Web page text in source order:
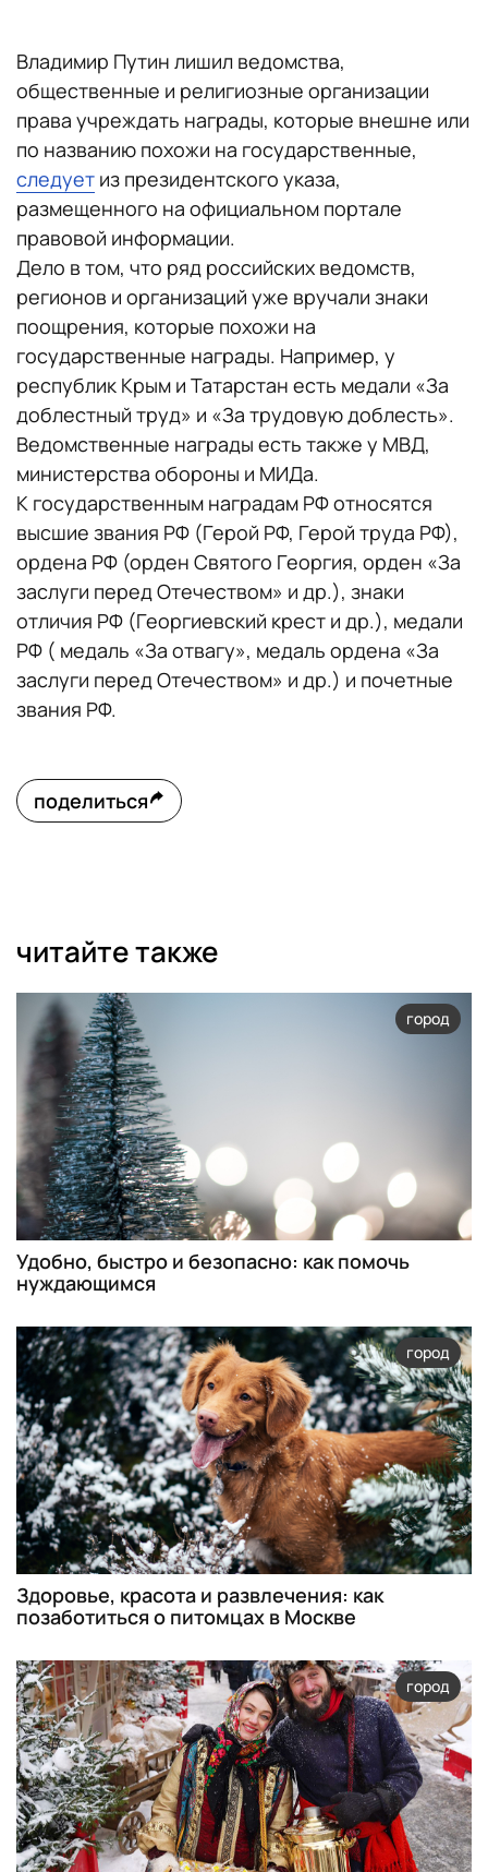
Владимир Путин лишил ведомства,
общественные и религиозные организации
права учреждать награды, которые внешне или
по названию похожи на государственные,
следует из президентского указа,
размещенного на официальном портале
правовой информации.
Дело в том, что ряд российских ведомств,
регионов и организаций уже вручали знаки
поощрения, которые похожи на
государственные награды. Например, у
республик Крым и Татарстан есть медали «За
доблестный труд» и «За трудовую доблесть».
Ведомственные награды есть также у МВД,
министерства обороны и МИДа.
К государственным наградам РФ относятся
высшие звания РФ (Герой РФ, Герой труда РФ),
ордена РФ (орден Святого Георгия, орден «За
заслуги перед Отечеством» и др.), знаки
отличия РФ (Георгиевский крест и др.), медали
РФ ( медаль «За отвагу», медаль ордена «За
заслуги перед Отечеством» и др.) и почетные
звания РФ.
поделиться
читайте также
город
Удобно, быстро и безопасно: как помочь
нуждающимся
город
Здоровье, красота и развлечения: как
позаботиться о питомцах в Москве
город